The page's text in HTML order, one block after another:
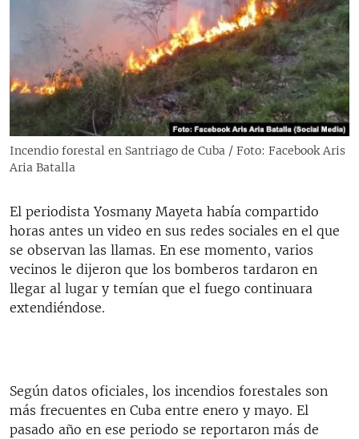
Incendio forestal en Santriago de Cuba / Foto: Facebook Aris
Aria Batalla
El periodista Yosmany Mayeta había compartido
horas antes un video en sus redes sociales en el que
se observan las llamas. En ese momento, varios
vecinos le dijeron que los bomberos tardaron en
llegar al lugar y temían que el fuego continuara
extendiéndose.
Según datos oficiales, los incendios forestales son
más frecuentes en Cuba entre enero y mayo. El
pasado año en ese periodo se reportaron más de